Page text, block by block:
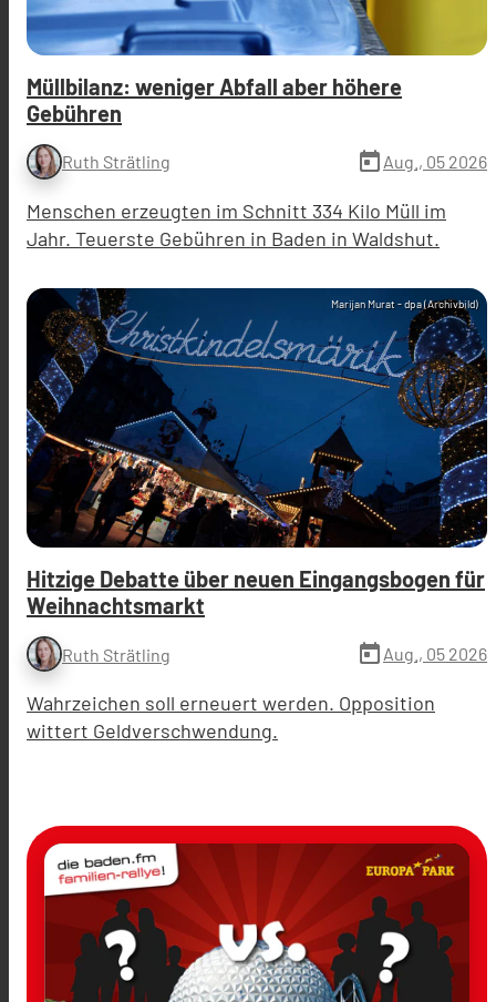
Müllbilanz: weniger Abfall aber höhere
Gebühren
Ruth Strätling today Aug., 05 2026
Menschen erzeugten im Schnitt 334 Kilo Müll im
Jahr. Teuerste Gebühren in Baden in Waldshut.
Marijan Murat - dpa (Archivbild)
Hitzige Debatte über neuen Eingangsbogen für
Weihnachtsmarkt
Ruth Strätling today Aug., 05 2026
Wahrzeichen soll erneuert werden. Opposition
wittert Geldverschwendung.